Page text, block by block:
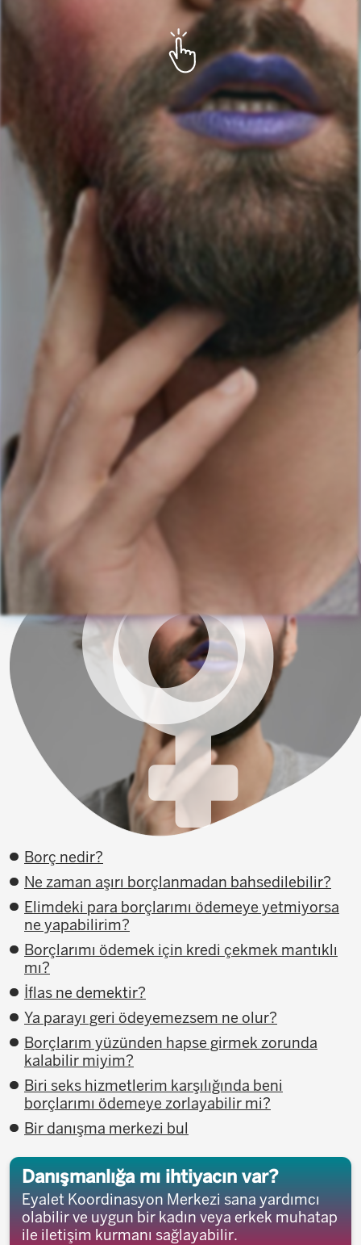
Borç nedir?
Ne zaman aşırı borçlanmadan bahsedilebilir?
Elimdeki para borçlarımı ödemeye yetmiyorsa
ne yapabilirim?
Borçlarımı ödemek için kredi çekmek mantıklı
mı?
İflas ne demektir?
Ya parayı geri ödeyemezsem ne olur?
Borçlarım yüzünden hapse girmek zorunda
kalabilir miyim?
Biri seks hizmetlerim karşılığında beni
borçlarımı ödemeye zorlayabilir mi?
Bir danışma merkezi bul
Danışmanlığa mı ihtiyacın var?
Eyalet Koordinasyon Merkezi sana yardımcı
olabilir ve uygun bir kadın veya erkek muhatap
ile iletişim kurmanı sağlayabilir.